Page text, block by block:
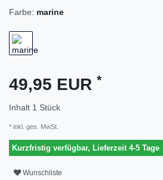
Farbe: marine
49,95 EUR *
Inhalt 1 Stück
* inkl. ges. MwSt.
Kurzfristig verfügbar, Lieferzeit 4-5 Tage
Wunschliste